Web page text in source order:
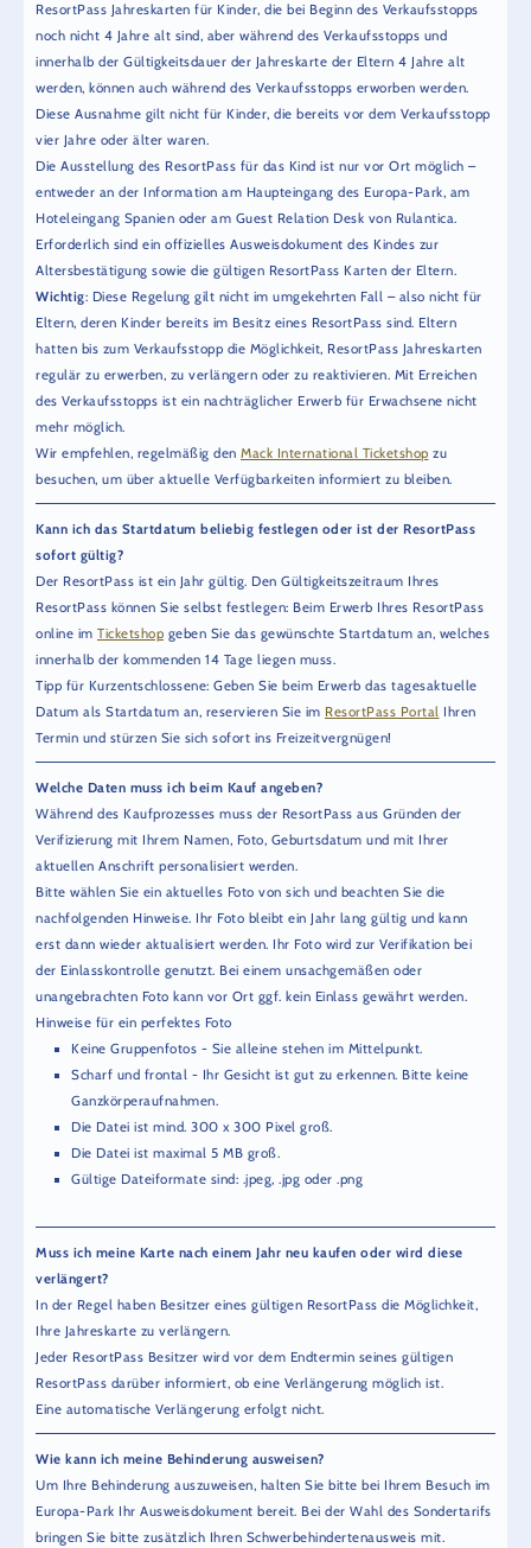
ResortPass Jahreskarten für Kinder, die bei Beginn des Verkaufsstopps
noch nicht 4 Jahre alt sind, aber während des Verkaufsstopps und
innerhalb der Gültigkeitsdauer der Jahreskarte der Eltern 4 Jahre alt
werden, können auch während des Verkaufsstopps erworben werden.
Diese Ausnahme gilt nicht für Kinder, die bereits vor dem Verkaufsstopp
vier Jahre oder älter waren.
Die Ausstellung des ResortPass für das Kind ist nur vor Ort möglich –
entweder an der Information am Haupteingang des Europa-Park, am
Hoteleingang Spanien oder am Guest Relation Desk von Rulantica.
Erforderlich sind ein offizielles Ausweisdokument des Kindes zur
Altersbestätigung sowie die gültigen ResortPass Karten der Eltern.
Wichtig: Diese Regelung gilt nicht im umgekehrten Fall – also nicht für
Eltern, deren Kinder bereits im Besitz eines ResortPass sind. Eltern
hatten bis zum Verkaufsstopp die Möglichkeit, ResortPass Jahreskarten
regulär zu erwerben, zu verlängern oder zu reaktivieren. Mit Erreichen
des Verkaufsstopps ist ein nachträglicher Erwerb für Erwachsene nicht
mehr möglich.
Wir empfehlen, regelmäßig den Mack International Ticketshop zu
besuchen, um über aktuelle Verfügbarkeiten informiert zu bleiben.
Kann ich das Startdatum beliebig festlegen oder ist der ResortPass
sofort gültig?
Der ResortPass ist ein Jahr gültig. Den Gültigkeitszeitraum Ihres
ResortPass können Sie selbst festlegen: Beim Erwerb Ihres ResortPass
online im Ticketshop geben Sie das gewünschte Startdatum an, welches
innerhalb der kommenden 14 Tage liegen muss.
Tipp für Kurzentschlossene: Geben Sie beim Erwerb das tagesaktuelle
Datum als Startdatum an, reservieren Sie im ResortPass Portal Ihren
Termin und stürzen Sie sich sofort ins Freizeitvergnügen!
Welche Daten muss ich beim Kauf angeben?
Während des Kaufprozesses muss der ResortPass aus Gründen der
Verifizierung mit Ihrem Namen, Foto, Geburtsdatum und mit Ihrer
aktuellen Anschrift personalisiert werden.
Bitte wählen Sie ein aktuelles Foto von sich und beachten Sie die
nachfolgenden Hinweise. Ihr Foto bleibt ein Jahr lang gültig und kann
erst dann wieder aktualisiert werden. Ihr Foto wird zur Verifikation bei
der Einlasskontrolle genutzt. Bei einem unsachgemäßen oder
unangebrachten Foto kann vor Ort ggf. kein Einlass gewährt werden.
Hinweise für ein perfektes Foto
Keine Gruppenfotos - Sie alleine stehen im Mittelpunkt.
Scharf und frontal - Ihr Gesicht ist gut zu erkennen. Bitte keine
Ganzkörperaufnahmen.
Die Datei ist mind. 300 x 300 Pixel groß.
Die Datei ist maximal 5 MB groß.
Gültige Dateiformate sind: .jpeg, .jpg oder .png
Muss ich meine Karte nach einem Jahr neu kaufen oder wird diese
verlängert?
In der Regel haben Besitzer eines gültigen ResortPass die Möglichkeit,
Ihre Jahreskarte zu verlängern.
Jeder ResortPass Besitzer wird vor dem Endtermin seines gültigen
ResortPass darüber informiert, ob eine Verlängerung möglich ist.
Eine automatische Verlängerung erfolgt nicht.
Wie kann ich meine Behinderung ausweisen?
Um Ihre Behinderung auszuweisen, halten Sie bitte bei Ihrem Besuch im
Europa-Park Ihr Ausweisdokument bereit. Bei der Wahl des Sondertarifs
bringen Sie bitte zusätzlich Ihren Schwerbehindertenausweis mit.